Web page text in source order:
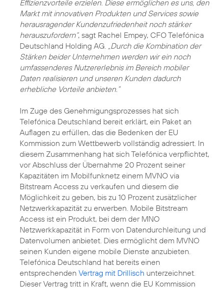
Effizienzvorteile erzielen. Diese ermöglichen es uns, den
Markt mit innovativen Produkten und Services sowie
herausragender Kundenzufriedenheit noch stärker
herauszufordern“, sagt Rachel Empey, CFO Telefónica
Deutschland Holding AG. „Durch die Kombination der
Stärken beider Unternehmen werden wir ein noch
umfassenderes Nutzererlebnis im Bereich mobiler
Daten realisieren und unseren Kunden dadurch
erhebliche Vorteile anbieten.”
Im Zuge des Genehmigungsprozesses hat sich
Telefónica Deutschland bereit erklärt, ein Paket an
Auflagen zu erfüllen, das die Bedenken der EU
Kommission zum Wettbewerb vollständig adressiert. In
diesem Zusammenhang hat sich Telefónica verpflichtet,
vor Abschluss der Übernahme 20 Prozent seiner
Kapazitäten im Mobilfunknetz einem MVNO via
Bitstream Access zu verkaufen und diesem die
Möglichkeit zu geben, bis zu 10 Prozent zusätzlicher
Netzwerkkapazität zu erwerben. Mobile Bitstream
Access ist ein Produkt, bei dem der MNO
Netzwerkkapazität in Form von Datendurchleitung und
Datenvolumen anbietet. Dies ermöglicht dem MVNO
seinen Kunden eigene mobile Dienste anzubieten.
Telefónica Deutschland hat bereits einen
entsprechenden Vertrag mit Drillisch unterzeichnet.
Dieser Vertrag tritt in Kraft, wenn die EU Kommission